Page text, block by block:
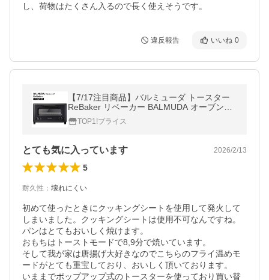
し、荷物はたくさん入るので長く使えそうです。
違反報告 いいね 0
【7/17注目商品】バルミューダ トースター
ReBaker リベーカー BALMUDA オーブント
ースター ktt01jp 送料無料- 100S◇ トースタ
ーKTT01JP
TOP1!プライス
とても気に入っています 2026/2/13
5
耐久性 ： 壊れにくい
初めて使ったときにクッキングシートを使用して発火して
しまいました。クッキングシートは使用不可なんですね。
パンはとてもおいしく焼けます。
おもちはトーストモードで8,9分で焼いています。
そして我が家は唐揚げ大好きなのでこちらのフライ温めモ
ードがとても重宝しており、おいしく頂いております。
いままでポップアップ式のトースターを使っており買い替